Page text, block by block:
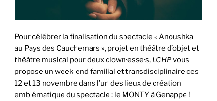
Pour célébrer la finalisation du spectacle « Anoushka
au Pays des Cauchemars », projet en théâtre d’objet et
théâtre musical pour deux clown·esse·s, LCHPvous
propose un week-end familial et transdisciplinaire ces
12 et 13 novembre dans l’un des lieux de création
emblématique du spectacle : le MONTY à Genappe !